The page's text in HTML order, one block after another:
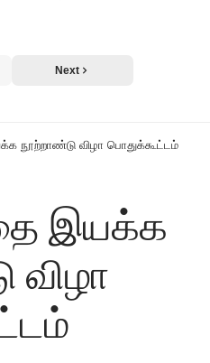
Next
நூற்றாண்டு விழா பொதுக்கூட்டம்
இயக்க
விழா